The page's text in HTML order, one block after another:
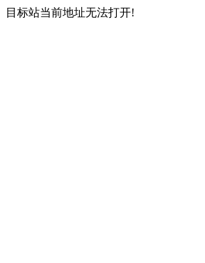
目标站当前地址无法打开!